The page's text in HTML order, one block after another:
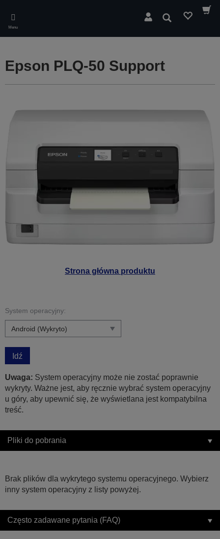
main
content
Menu
Wyszukaj
Strona główna produktu
Epson PLQ-50 Support
System operacyjny:
Idź
Uwaga: System operacyjny może nie zostać poprawnie
wykryty. Ważne jest, aby ręcznie wybrać system operacyjny
u góry, aby upewnić się, że wyświetlana jest kompatybilna
treść.
Pliki do pobrania
Brak plików dla wykrytego systemu operacyjnego. Wybierz
inny system operacyjny z listy powyżej.
Często zadawane pytania (FAQ)